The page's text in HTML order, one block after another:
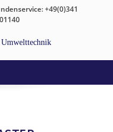
+49(0)341